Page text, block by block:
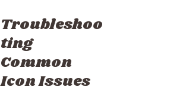
Troubleshoo
ting
Common
Icon Issues